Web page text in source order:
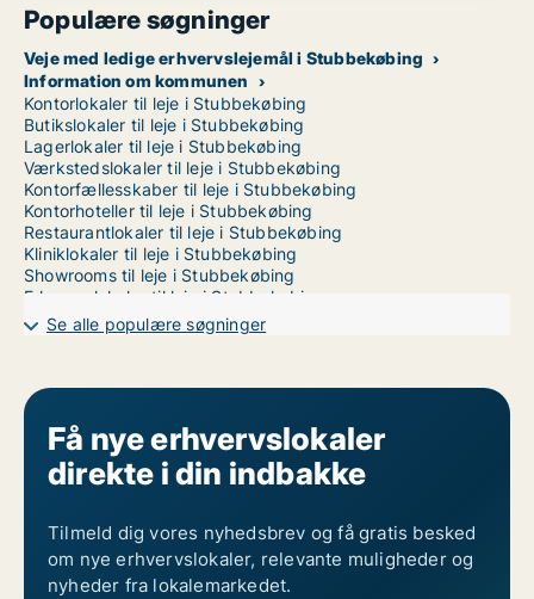
Populære søgninger
Veje med ledige erhvervslejemål i Stubbekøbing
Information om kommunen
Kontorlokaler til leje i Stubbekøbing
Butikslokaler til leje i Stubbekøbing
Lagerlokaler til leje i Stubbekøbing
Værkstedslokaler til leje i Stubbekøbing
Kontorfællesskaber til leje i Stubbekøbing
Kontorhoteller til leje i Stubbekøbing
Restaurantlokaler til leje i Stubbekøbing
Kliniklokaler til leje i Stubbekøbing
Showrooms til leje i Stubbekøbing
Erhvervslokaler til leje i Stubbekøbing
Erhvervsgrunde til leje i Stubbekøbing
Garager til leje i Stubbekøbing
Se alle populære søgninger
Få nye erhvervslokaler
direkte i din indbakke
Tilmeld dig vores nyhedsbrev og få gratis besked
om nye erhvervslokaler, relevante muligheder og
nyheder fra lokalemarkedet.